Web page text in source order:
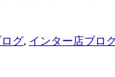
グ, インター店ブロ